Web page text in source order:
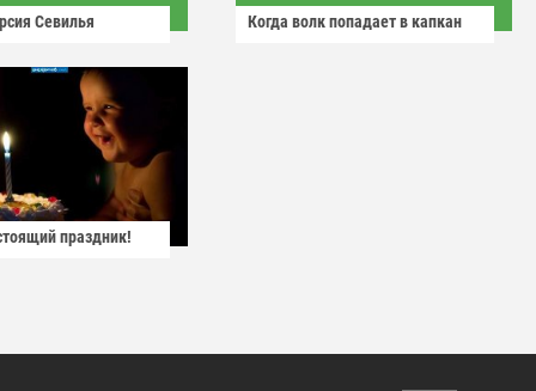
Севилья Когда волк попадает в капкан
праздник!